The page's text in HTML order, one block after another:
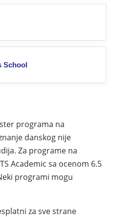
School
programa na
danskog nije
Za programe na
Academic sa ocenom 6.5
programi mogu
za sve strane